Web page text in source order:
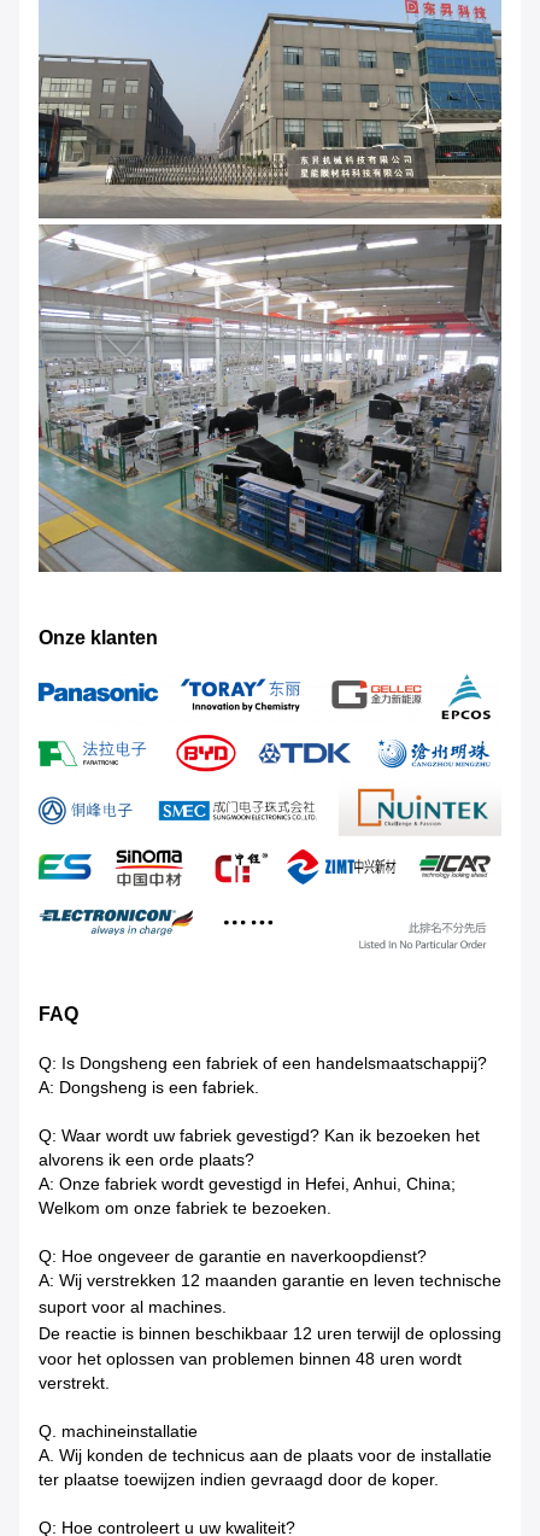
Onze klanten
FAQ
Q: Is Dongsheng een fabriek of een handelsmaatschappij?
A: Dongsheng is een fabriek.
Q: Waar wordt uw fabriek gevestigd? Kan ik bezoeken het
alvorens ik een orde plaats?
A: Onze fabriek wordt gevestigd in Hefei, Anhui, China;
Welkom om onze fabriek te bezoeken.
Q: Hoe ongeveer de garantie en naverkoopdienst?
A: Wij verstrekken 12 maanden garantie en leven technische
suport voor al machines.
De reactie is binnen beschikbaar 12 uren terwijl de oplossing
voor het oplossen van problemen binnen 48 uren wordt
verstrekt.
Q. machineinstallatie
A. Wij konden de technicus aan de plaats voor de installatie
ter plaatse toewijzen indien gevraagd door de koper.
Q: Hoe controleert u uw kwaliteit?